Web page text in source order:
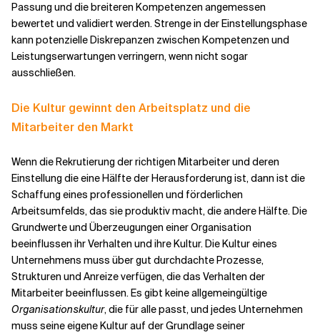
Passung und die breiteren Kompetenzen angemessen
bewertet und validiert werden. Strenge in der Einstellungsphase
kann potenzielle Diskrepanzen zwischen Kompetenzen und
Leistungserwartungen verringern, wenn nicht sogar
ausschließen.
Die Kultur gewinnt den Arbeitsplatz und die
Mitarbeiter den Markt
Wenn die Rekrutierung der richtigen Mitarbeiter und deren
Einstellung die eine Hälfte der Herausforderung ist, dann ist die
Schaffung eines professionellen und förderlichen
Arbeitsumfelds, das sie produktiv macht, die andere Hälfte. Die
Grundwerteund Überzeugungen einer Organisation
beeinflussen ihrVerhalten und ihreKultur. Die Kultur eines
Unternehmens muss über gut durchdachteProzesse,
Strukturen und Anreizeverfügen, die das Verhalten der
Mitarbeiter beeinflussen. Es gibt keine allgemeingültige
Organisationskultur, die für alle passt, und jedes Unternehmen
muss seine eigene Kultur auf der Grundlage seiner